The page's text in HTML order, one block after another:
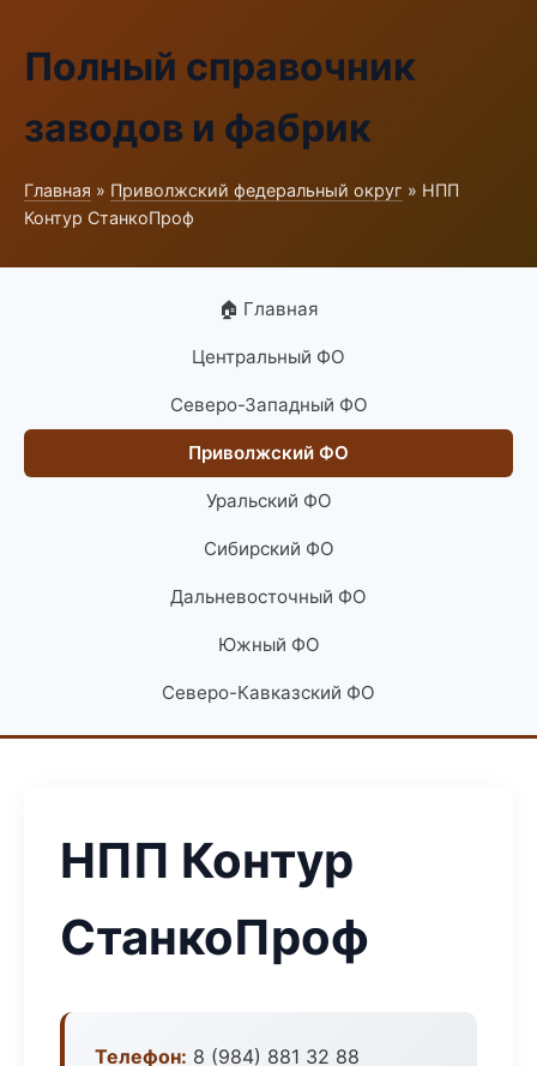
Полный справочник
заводов и фабрик
Главная » Приволжский федеральный округ » НПП
Контур СтанкоПроф
🏠 Главная
Центральный ФО
Северо-Западный ФО
Приволжский ФО
Уральский ФО
Сибирский ФО
Дальневосточный ФО
Южный ФО
Северо-Кавказский ФО
НПП Контур
СтанкоПроф
Телефон: 8 (984) 881 32 88